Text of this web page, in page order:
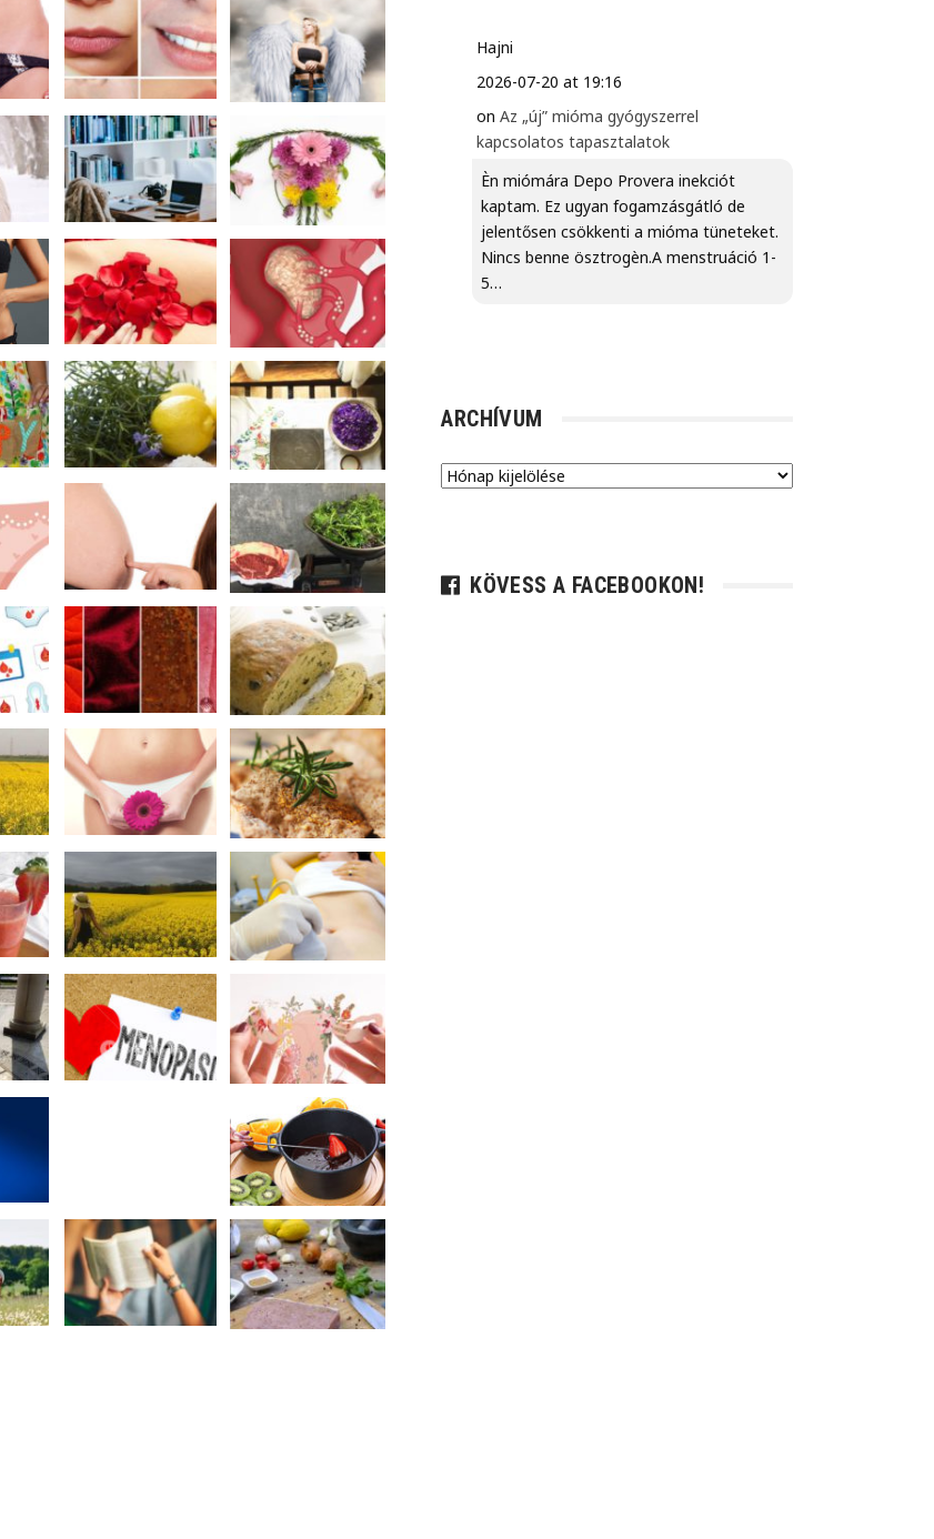
Hajni
2026-07-20 at 19:16
onAz „új” mióma gyógyszerrel
kapcsolatos tapasztalatok
Èn miómára Depo Provera inekciót
kaptam. Ez ugyan fogamzásgátló de
jelentősen csökkenti a mióma tüneteket.
Nincs benne ösztrogèn.A menstruáció 1-
5…
ARCHÍVUM
Archívum
KÖVESS A FACEBOOKON!